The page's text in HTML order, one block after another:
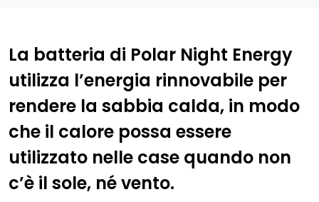
La batteria di Polar Night Energy
utilizza l’energia rinnovabile per
rendere la sabbia calda, in modo
che il calore possa essere
utilizzato nelle case quando non
c’è il sole, né vento.